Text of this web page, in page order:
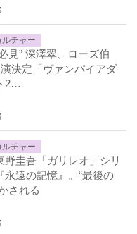
ルチャー
見” 深澤翠、ローズ伯
決定「ヴァンパイアダ
2…
ルチャー
野圭吾「ガリレオ」シリ
永遠の記憶』。“最後の
される